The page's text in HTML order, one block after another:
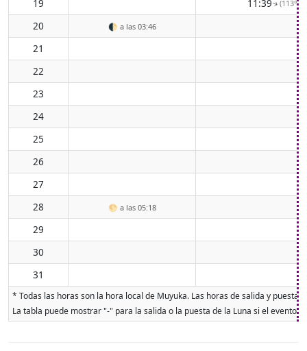
19 11:39↑(113°
20 🌓 a las 03:46
21
22
23
24
25
26
27
28
🌕 a las 05:18
29
30
31
* Todas las horas son la hora local de Muyuka. Las horas de salida y
La tabla puede mostrar "-" para la salida o la puesta de la Luna si el evento